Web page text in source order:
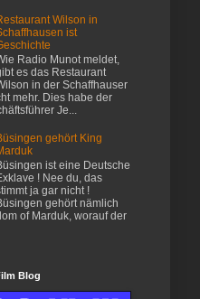
Wilson in
ist
Radio Munot meldet,
es das Restaurant
in der Schaffhauser
mehr. Dies habe der
Je...
gehört King
ist eine Deutsche
! Nee du, das
ja gar nicht !
gehört nämlich
of Marduk, worauf der
Blog